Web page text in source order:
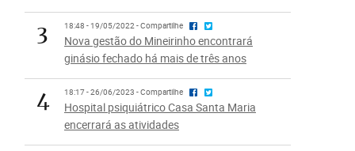
3 18:48 - 19/05/2022 - Compartilhe
Nova gestão do Mineirinho encontrará
ginásio fechado há mais de três anos
4 18:17 - 26/06/2023 - Compartilhe
Hospital psiquiátrico Casa Santa Maria
encerrará as atividades